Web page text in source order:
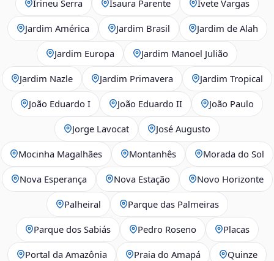
Irineu Serra Isaura Parente Ivete Vargas
Jardim América Jardim Brasil Jardim de Alah
Jardim Europa Jardim Manoel Julião
Jardim Nazle Jardim Primavera Jardim Tropical
João Eduardo I João Eduardo II João Paulo
Jorge Lavocat José Augusto
Mocinha Magalhães Montanhês Morada do Sol
Nova Esperança Nova Estação Novo Horizonte
Palheiral Parque das Palmeiras
Parque dos Sabiás Pedro Roseno Placas
Portal da Amazônia Praia do Amapá Quinze